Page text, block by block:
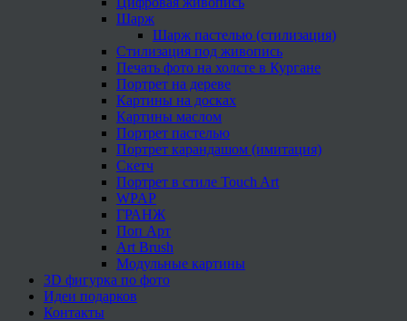
Шарж
Шарж пастелью (стилизация)
Стилизация под живопись
Печать фото на холсте в Кургане
Портрет на дереве
Картины на досках
Картины маслом
Портрет пастелью
Портрет карандашом (имитация)
Скетч
Портрет в стиле Touch Art
WPAP
ГРАНЖ
Поп Арт
Art Brush
Модульные картины
3D фигурка по фото
Идеи подарков
Контакты